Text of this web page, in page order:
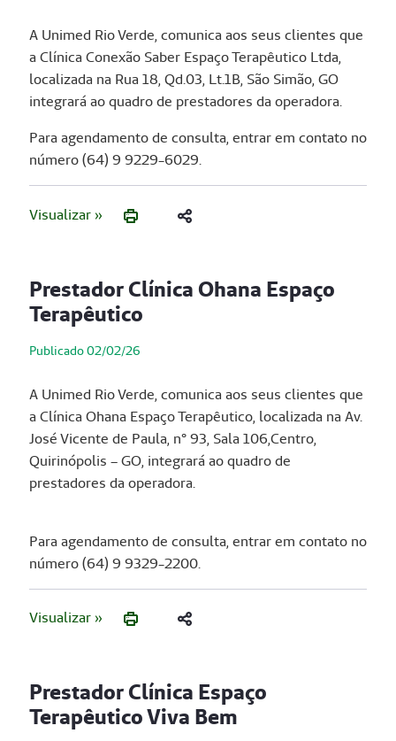
A Unimed Rio Verde, comunica aos seus clientes que
a Clínica Conexão Saber Espaço Terapêutico Ltda,
localizada na Rua 18, Qd.03, Lt.1B, São Simão, GO
integrará ao quadro de prestadores da operadora.
Para agendamento de consulta, entrar em contato no
número (64) 9 9229-6029.
Visualizar »
Prestador Clínica Ohana Espaço
Terapêutico
Publicado 02/02/26
A Unimed Rio Verde, comunica aos seus clientes que
a Clínica Ohana Espaço Terapêutico, localizada na Av.
José Vicente de Paula, n° 93, Sala 106,Centro,
Quirinópolis – GO, integrará ao quadro de
prestadores da operadora.
Para agendamento de consulta, entrar em contato no
número (64) 9 9329-2200.
Visualizar »
Prestador Clínica Espaço
Terapêutico Viva Bem